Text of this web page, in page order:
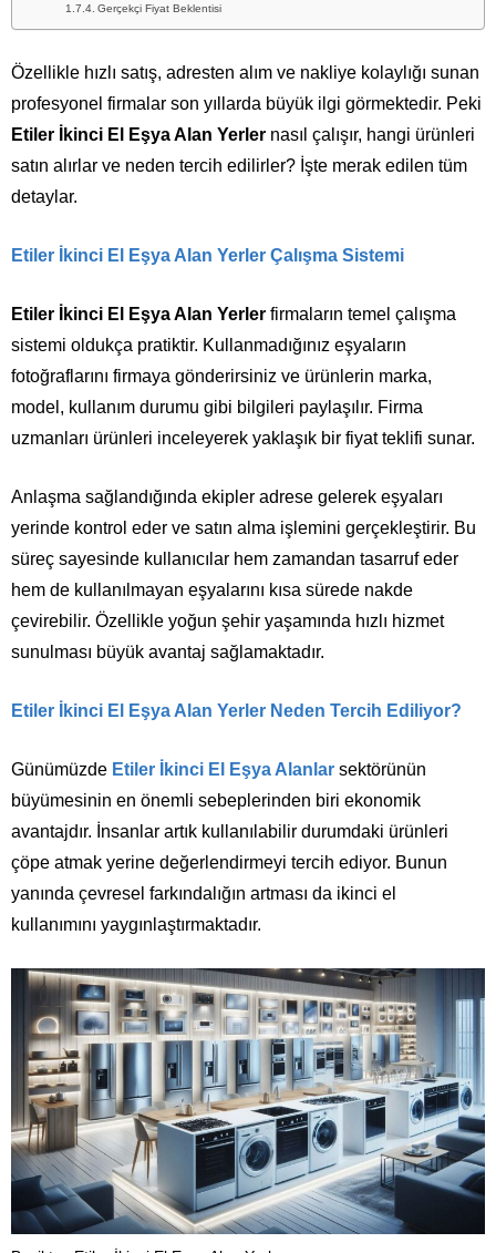
Gerçekçi Fiyat Beklentisi
Özellikle hızlı satış, adresten alım ve nakliye kolaylığı sunan
profesyonel firmalar son yıllarda büyük ilgi görmektedir. Peki
Etiler İkinci El Eşya Alan Yerler nasıl çalışır, hangi ürünleri
satın alırlar ve neden tercih edilirler? İşte merak edilen tüm
detaylar.
Etiler İkinci El Eşya Alan Yerler Çalışma Sistemi
Etiler İkinci El Eşya Alan Yerler firmaların temel çalışma
sistemi oldukça pratiktir. Kullanmadığınız eşyaların
fotoğraflarını firmaya gönderirsiniz ve ürünlerin marka,
model, kullanım durumu gibi bilgileri paylaşılır. Firma
uzmanları ürünleri inceleyerek yaklaşık bir fiyat teklifi sunar.
Anlaşma sağlandığında ekipler adrese gelerek eşyaları
yerinde kontrol eder ve satın alma işlemini gerçekleştirir. Bu
süreç sayesinde kullanıcılar hem zamandan tasarruf eder
hem de kullanılmayan eşyalarını kısa sürede nakde
çevirebilir. Özellikle yoğun şehir yaşamında hızlı hizmet
sunulması büyük avantaj sağlamaktadır.
Etiler İkinci El Eşya Alan Yerler Neden Tercih Ediliyor?
Günümüzde Etiler İkinci El Eşya Alanlar sektörünün
büyümesinin en önemli sebeplerinden biri ekonomik
avantajdır. İnsanlar artık kullanılabilir durumdaki ürünleri
çöpe atmak yerine değerlendirmeyi tercih ediyor. Bunun
yanında çevresel farkındalığın artması da ikinci el
kullanımını yaygınlaştırmaktadır.